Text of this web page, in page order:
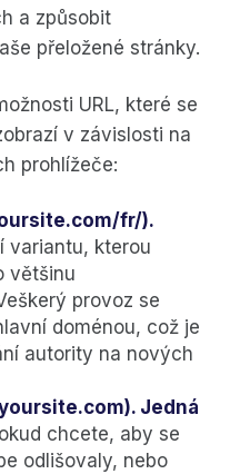
a způsobit
přeložené stránky.
URL, které se
v závislosti na
prohlížeče:
fr/).
variantu, kterou
většinu
provoz se
doménou, což je
autority na nových
Jedná
chcete, aby se
odlišovaly, nebo